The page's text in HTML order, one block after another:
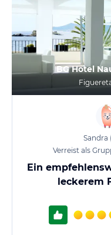
BG Hotel
Sandra
Verreist als
Ein
leckerem